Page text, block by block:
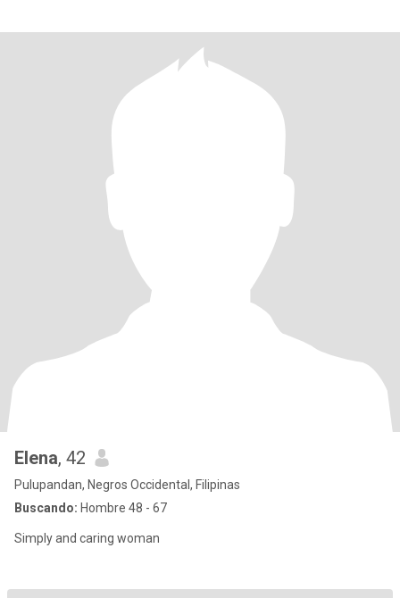
Elena, 42
Pulupandan, Negros Occidental, Filipinas
Buscando: Hombre 48 - 67
Simply and caring woman